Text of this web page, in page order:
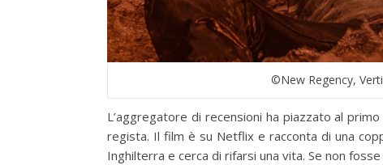
©New Regency,
L’aggregatore di recensioni ha piazzato al
regista. Il film è su Netflix e racconta di una
Inghilterra e cerca di rifarsi una vita. Se non